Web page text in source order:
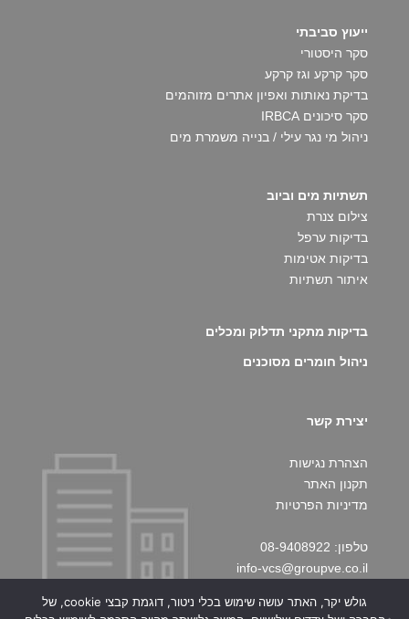
ייעוץ סביבתי
סקר היסטורי
סקר קרקע וגז קרקע
בדיקת נאותות ואפיון אתרים מזוהמים
סקר סיכונים IRBCA
ניהול מי נגר עילי / בנייה משמרת מים
תשתיות מים וביוב
צילום צנרת
בדיקות ערפל
בדיקות אטימות
איתור תשתיות
בדיקות מתקני תדלוק ומכלים
ניהול חומרים מסוכנים
יצירת קשר
הצהרת נגישות
תקנון האתר
מדיניות הפרטיות
טלפון: 08-9408922
info-vcs@groupve.co.il
גולש יקר, האתר עושה שימוש בכלי ניטור, דוגמת קבצי cookie, של